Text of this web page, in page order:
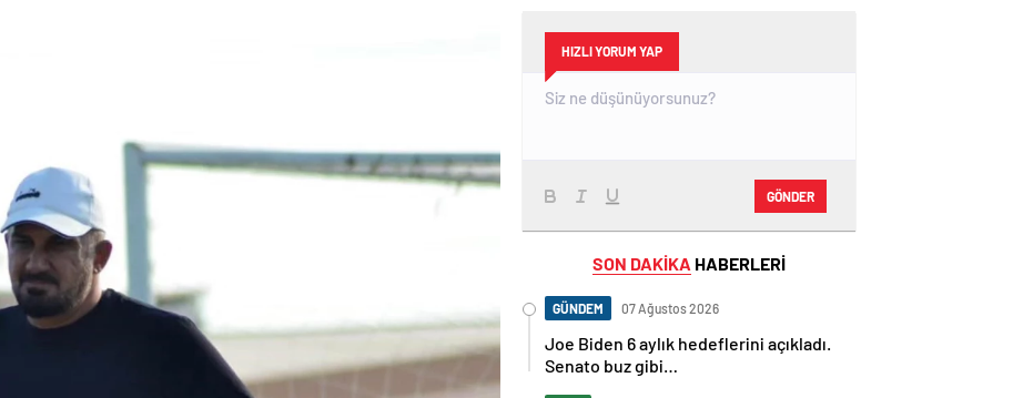
HIZLI YORUM YAP
GÖNDER
SON DAKİKA HABERLERİ
GÜNDEM 07 Ağustos 2026
Joe Biden 6 aylık hedeflerini açıkladı.
Senato buz gibi…